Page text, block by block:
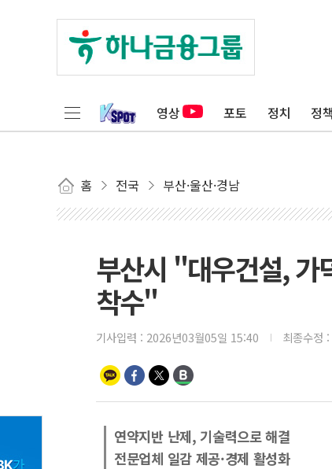
영상 포토 정치 정
홈 전국 부산·울산·경남
부산시 "대우건설, 가
착수"
기사입력 : 2026년03월05일 15:40 최종수정 :
연약지반 난제, 기술력으로 해결
전문업체 일감 제공·경제 활성화